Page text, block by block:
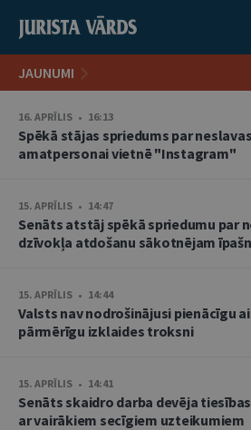
JAUNUMI
16. APRĪLIS • 16:13
Spēkā stājas spriedums par
amatpersonai vietnē "Instagram"
15. APRĪLIS • 14:47
Senāts atstāj spēkā spriedumu par
dzīvokļa atdošanu sākotnējam
15. APRĪLIS • 14:44
Valsts nav nodrošinājusi pienācīgu
pārmērīgu izklaides troksni
15. APRĪLIS • 14:41
Senāts skaidro darba devēja
ar vairākiem secīgiem uzteikumiem